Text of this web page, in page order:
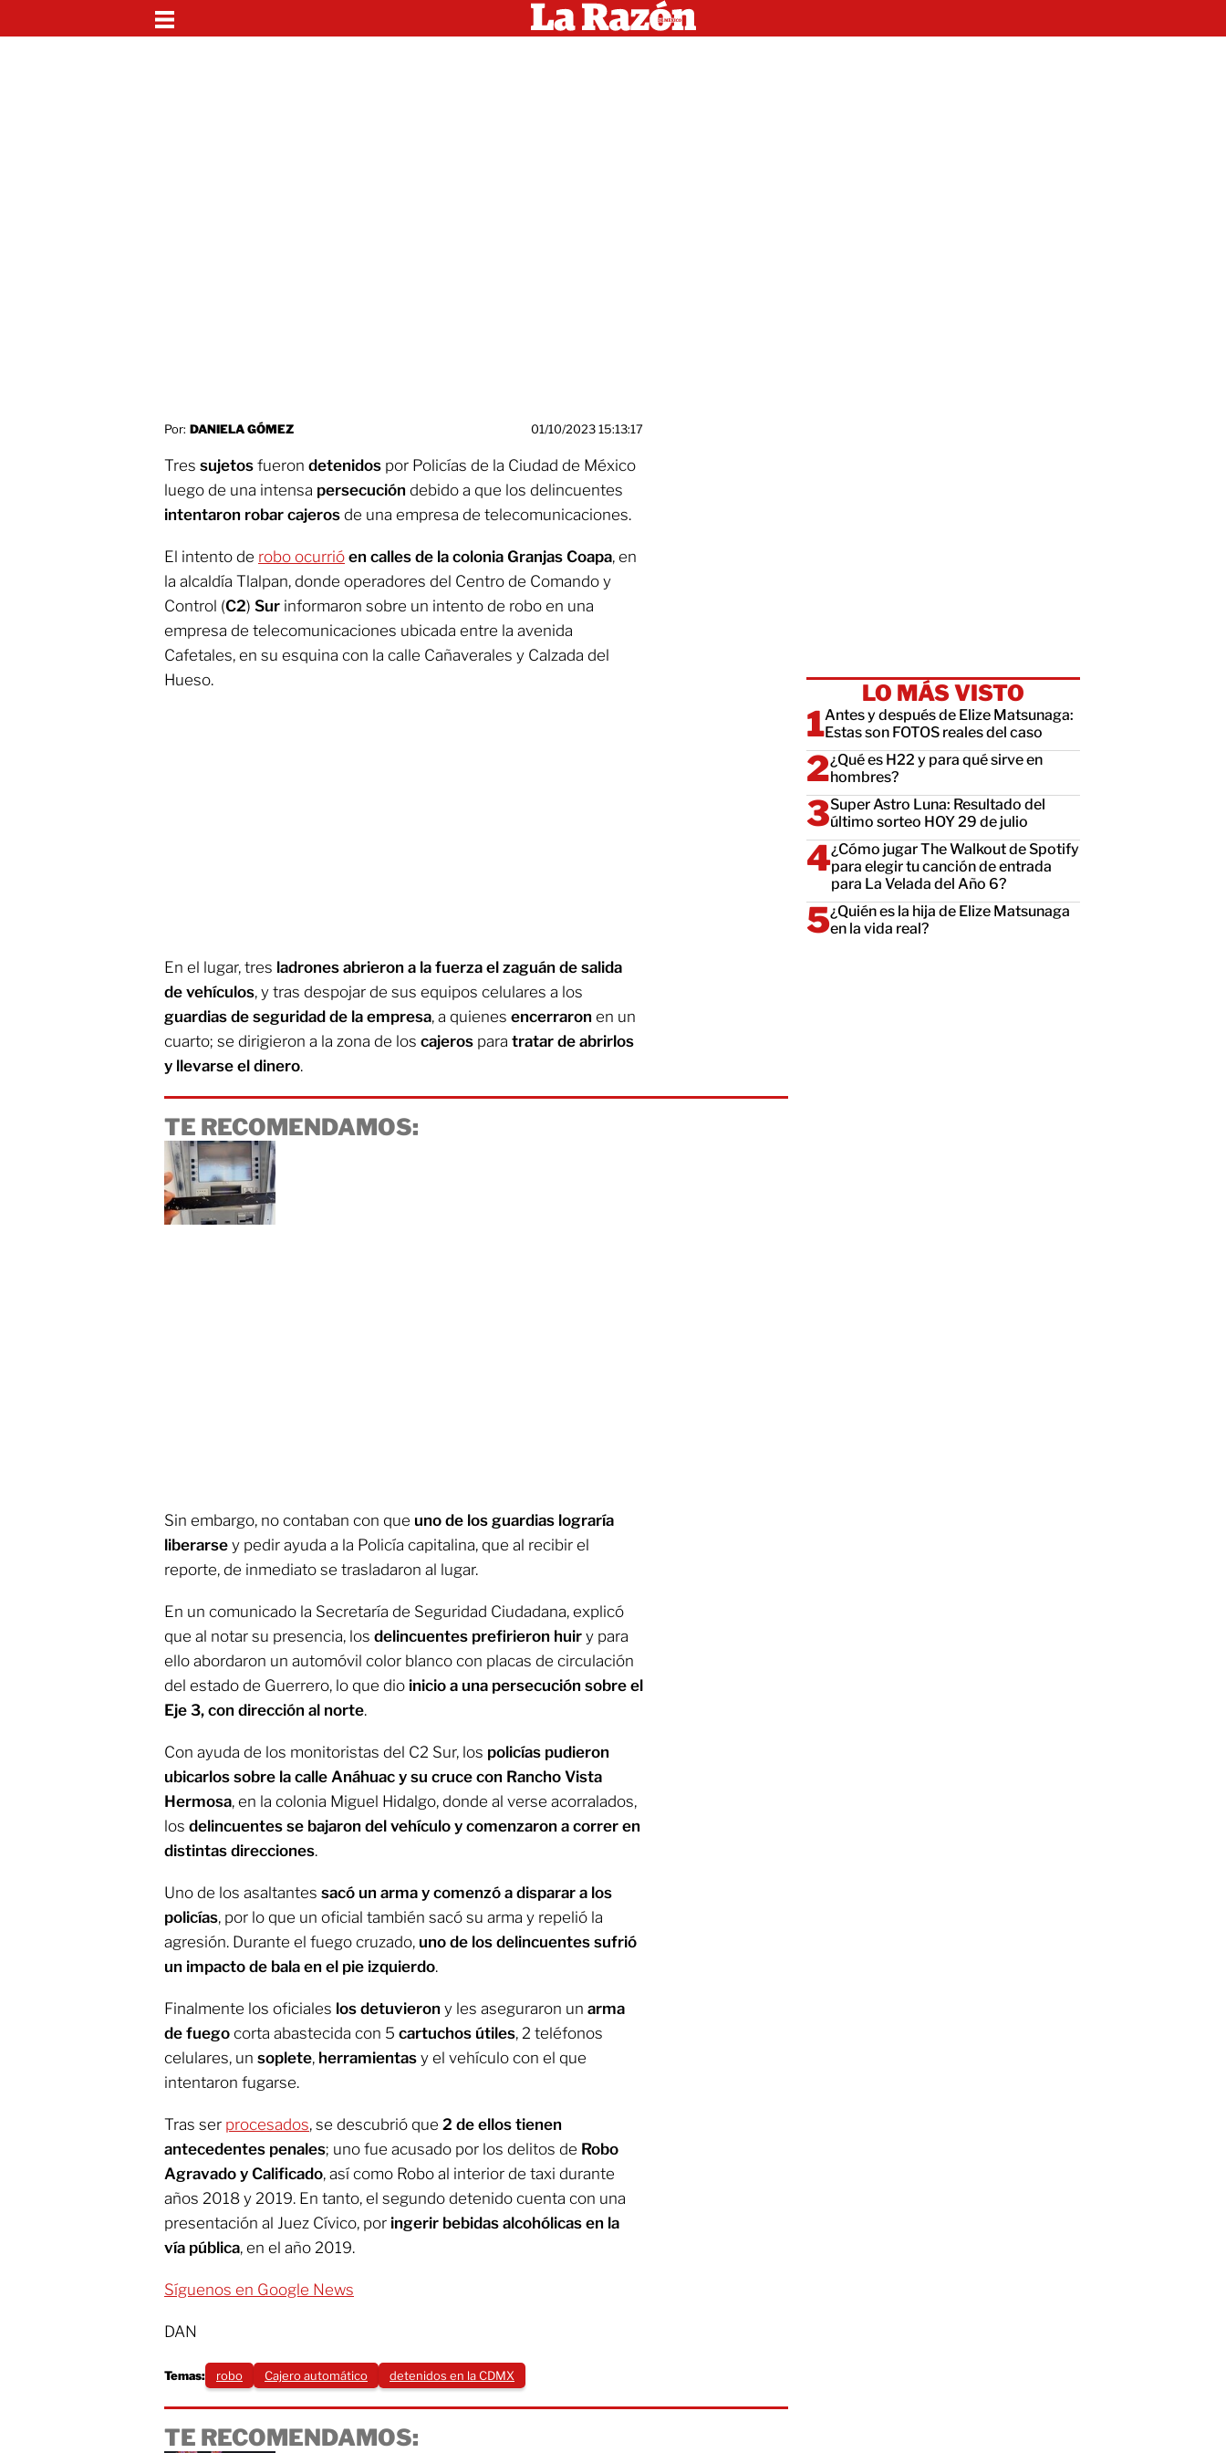
Por: DANIELA GÓMEZ 01/10/2023 15:13:17
Tres sujetos fueron detenidos por Policías de la Ciudad de México
luego de una intensa persecución debido a que los delincuentes
intentaron robar cajeros de una empresa de telecomunicaciones.
El intento de robo ocurrió en calles de la colonia Granjas Coapa, en
la alcaldía Tlalpan, donde operadores del Centro de Comando y
Control (C2) Sur informaron sobre un intento de robo en una
empresa de telecomunicaciones ubicada entre la avenida
Cafetales, en su esquina con la calle Cañaverales y Calzada del
Hueso.
En el lugar, tres ladrones abrieron a la fuerza el zaguán de salida
de vehículos, y tras despojar de sus equipos celulares a los
guardias de seguridad de la empresa, a quienes encerraron en un
cuarto; se dirigieron a la zona de los cajeros para tratar de abrirlos
y llevarse el dinero.
TE RECOMENDAMOS:
Sin embargo, no contaban con que uno de los guardias lograría
liberarse y pedir ayuda a la Policía capitalina, que al recibir el
reporte, de inmediato se trasladaron al lugar.
En un comunicado la Secretaría de Seguridad Ciudadana, explicó
que al notar su presencia, los delincuentes prefirieron huir y para
ello abordaron un automóvil color blanco con placas de circulación
del estado de Guerrero, lo que dio inicio a una persecución sobre el
Eje 3, con dirección al norte.
Con ayuda de los monitoristas del C2 Sur, los policías pudieron
ubicarlos sobre la calle Anáhuac y su cruce con Rancho Vista
Hermosa, en la colonia Miguel Hidalgo, donde al verse acorralados,
los delincuentes se bajaron del vehículo y comenzaron a correr en
distintas direcciones.
Uno de los asaltantes sacó un arma y comenzó a disparar a los
policías, por lo que un oficial también sacó su arma y repelió la
agresión. Durante el fuego cruzado, uno de los delincuentes sufrió
un impacto de bala en el pie izquierdo.
Finalmente los oficiales los detuvieron y les aseguraron un arma
de fuego corta abastecida con 5 cartuchos útiles, 2 teléfonos
celulares, un soplete, herramientas y el vehículo con el que
intentaron fugarse.
Tras ser procesados, se descubrió que 2 de ellos tienen
antecedentes penales; uno fue acusado por los delitos de Robo
Agravado y Calificado, así como Robo al interior de taxi durante
años 2018 y 2019. En tanto, el segundo detenido cuenta con una
presentación al Juez Cívico, por ingerir bebidas alcohólicas en la
vía pública, en el año 2019.
Síguenos en Google News
DAN
Temas: robo Cajero automático detenidos en la CDMX
TE RECOMENDAMOS:
LO MÁS VISTO
Antes y después de Elize Matsunaga:
Estas son FOTOS reales del caso
¿Qué es H22 y para qué sirve en
hombres?
Super Astro Luna: Resultado del
último sorteo HOY 29 de julio
¿Cómo jugar The Walkout de Spotify
para elegir tu canción de entrada
para La Velada del Año 6?
¿Quién es la hija de Elize Matsunaga
en la vida real?